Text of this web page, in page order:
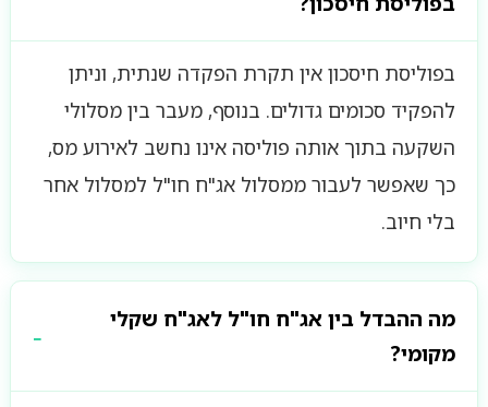
בפוליסת חיסכון אין תקרת הפקדה שנתית, וניתן
להפקיד סכומים גדולים. בנוסף, מעבר בין מסלולי
השקעה בתוך אותה פוליסה אינו נחשב לאירוע מס,
כך שאפשר לעבור ממסלול אג"ח חו"ל למסלול אחר
בלי חיוב.
מה ההבדל בין אג"ח חו"ל לאג"ח שקלי
מקומי?